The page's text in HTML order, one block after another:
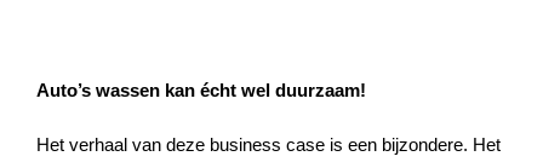
Auto’s wassen kan écht wel duurzaam!
Het verhaal van deze business case is een bijzondere. Het